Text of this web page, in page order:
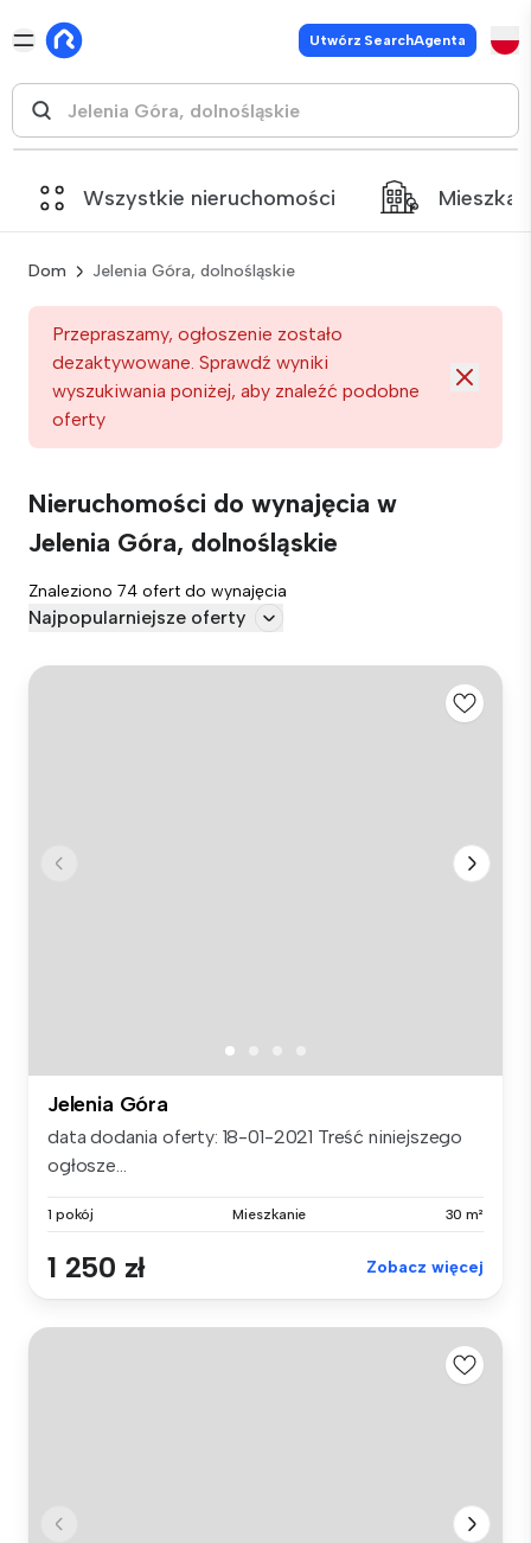
Utwórz SearchAgenta
Wszystkie nieruchomości
Dom Jelenia Góra, dolnośląskie
Przepraszamy, ogłoszenie zostało
dezaktywowane. Sprawdź wyniki
wyszukiwania poniżej, aby znaleźć podobne
oferty
Nieruchomości do wynajęcia w
Jelenia Góra, dolnośląskie
Znaleziono 74 ofert do wynajęcia
Najpopularniejsze oferty
Jelenia Góra
data dodania oferty: 18-01-2021 Treść niniejszego
ogłosze...
1 pokój Mieszkanie 30 m²
1 250 zł Zobacz więcej